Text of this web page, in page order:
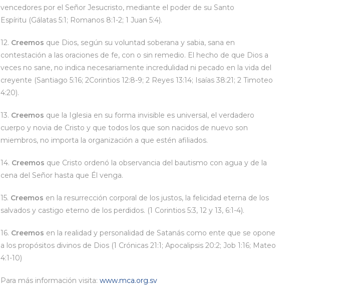
vencedores por el Señor Jesucristo, mediante el poder de su Santo
Espíritu (Gálatas 5:1; Romanos 8:1-2; 1 Juan 5:4).
12. Creemos que Dios, según su voluntad soberana y sabia, sana en
contestación a las oraciones de fe, con o sin remedio. El hecho de que Dios a
veces no sane, no indica necesariamente incredulidad ni pecado en la vida del
creyente (Santiago 5:16; 2Corintios 12:8-9; 2 Reyes 13:14; Isaías 38:21; 2 Timoteo
4:20).
13. Creemos que la Iglesia en su forma invisible es universal, el verdadero
cuerpo y novia de Cristo y que todos los que son nacidos de nuevo son
miembros, no importa la organización a que estén afiliados.
14. Creemos que Cristo ordenó la observancia del bautismo con agua y de la
cena del Señor hasta que Él venga.
15. Creemos en la resurrección corporal de los justos, la felicidad eterna de los
salvados y castigo eterno de los perdidos. (1 Corintios 5:3, 12 y 13, 6:1-4).
16. Creemos en la realidad y personalidad de Satanás como ente que se opone
a los propósitos divinos de Dios (1 Crónicas 21:1; Apocalipsis 20:2; Job 1:16; Mateo
4:1-10)
Para más información visita: www.mca.org.sv